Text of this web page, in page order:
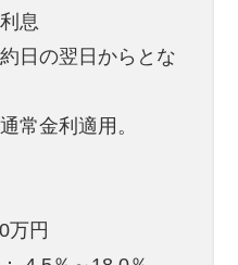
息
日の翌日からとな
常金利適用。
万円